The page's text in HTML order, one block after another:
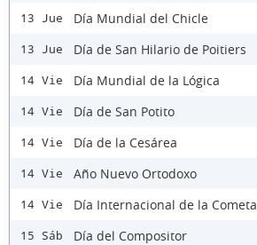
13 Jue Día Mundial del Chicle
13 Jue Día de San Hilario de Poitiers
14 Vie Día Mundial de la Lógica
14 Vie Día de San Potito
14 Vie Día de la Cesárea
14 Vie Año Nuevo Ortodoxo
14 Vie Día Internacional de la Cometa
15 Sáb Día del Compositor